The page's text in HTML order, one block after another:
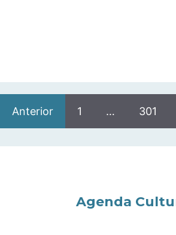
Anterior 1 … 301
Agenda